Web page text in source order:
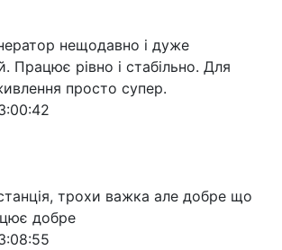
нещодавно і дуже
Працює рівно і стабільно. Для
просто супер.
трохи важка але добре що
добре